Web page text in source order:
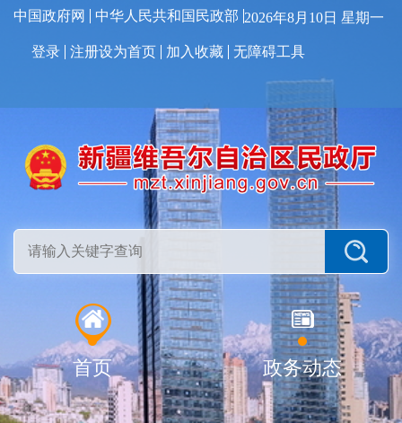
中国政府网 中华人民共和国民政部 2026年8月10日 星期一
登录 注册设为首页 加入收藏 无障碍工具
首页 政务动态